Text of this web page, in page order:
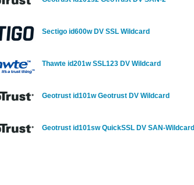
Sectigo id600w DV SSL Wildcard
Thawte id201w SSL123 DV Wildcard
Geotrust id101w Geotrust DV Wildcard
Geotrust id101sw QuickSSL DV SAN-Wildcard